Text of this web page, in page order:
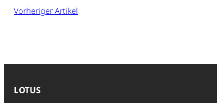
Vorheriger Artikel
LOTUS